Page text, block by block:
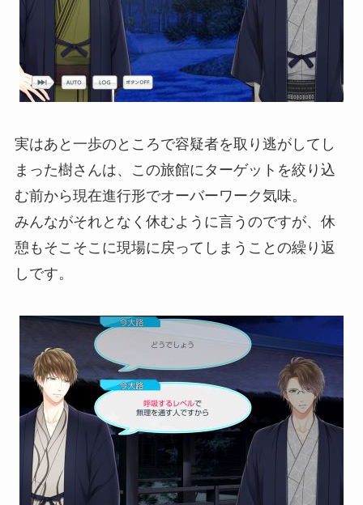
実はあと一歩のところで容疑者を取り逃がしてし
まった樹さんは、この旅館にターゲットを絞り込
む前から現在進行形でオーバーワーク気味。
みんながそれとなく休むように言うのですが、休
憩もそこそこに現場に戻ってしまうことの繰り返
しです。